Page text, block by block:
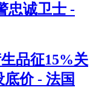
忠诚卫士 -
品征15%关
价 - 法国